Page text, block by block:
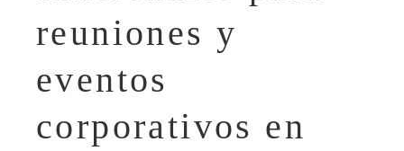
reuniones y
eventos
corporativos en